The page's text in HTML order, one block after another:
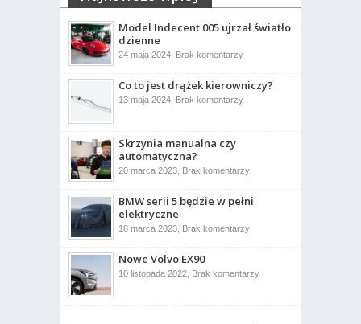
Model Indecent 005 ujrzał światło
dzienne
24 maja 2024, Brak komentarzydo
005
ujrzał
światło
Co to jest drążek kierowniczy?
13 maja 2024, Brak komentarzydo
Skrzynia manualna czy
automatyczna?
20 marca 2023, Brak komentarzydo
czy
automatyczna?
BMW serii 5 będzie w pełni
elektryczne
18 marca 2023, Brak komentarzydo
w
Nowe Volvo EX90
10 listopada 2022, Brak komentarzydo